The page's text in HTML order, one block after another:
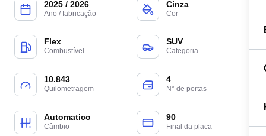
2025 / 2026
Ano / fabricação
Cinza
Cor
Flex
Combustível
SUV
Categoria
10.843
Quilometragem
4
N° de portas
Automatico
Câmbio
90
Final da placa